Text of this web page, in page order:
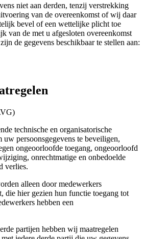
niet aan derden, tenzij verstrekking
van de overeenkomst of wij daar
bevel of een wettelijke plicht toe
van de met u afgesloten overeenkomst
de gegevens beschikbaar te stellen aan:
technische en organisatorische
uw persoonsgegevens te beveiligen,
ongeoorloofde toegang, ongeoorloofd
onrechtmatige en onbedoelde
verlies.
alleen door medewerkers
die hier gezien hun functie toegang tot
hebben een
partijen hebben wij maatregelen